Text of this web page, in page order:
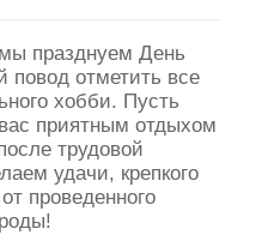
празднуем День
повод отметить все
хобби. Пусть
приятным отдыхом
трудовой
удачи, крепкого
проведенного